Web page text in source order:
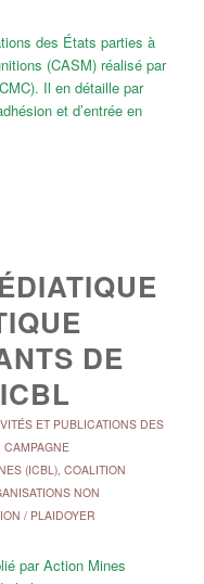
des États parties à
(CASM) réalisé par
Il en détaille par
et d’entrée en
DE
ET PUBLICATIONS DES
CAMPAGNE
(ICBL), COALITION
NON
/ PLAIDOYER
par Action Mines